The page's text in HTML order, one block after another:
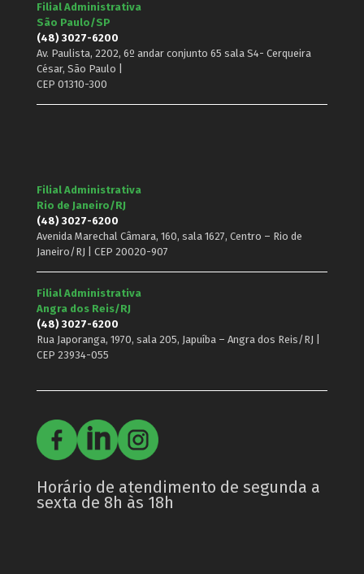
Filial Administrativa
São Paulo/SP
(48) 3027-6200
Av. Paulista, 2202, 6º andar conjunto 65 sala S4- Cerqueira
César, São Paulo |
CEP 01310-300
Filial Administrativa
Rio de Janeiro/RJ
(48) 3027-6200
Avenida Marechal Câmara, 160, sala 1627, Centro – Rio de
Janeiro/RJ | CEP 20020-907
Filial Administrativa
Angra dos Reis/RJ
(48) 3027-6200
Rua Japoranga, 1970, sala 205, Japuíba – Angra dos Reis/RJ |
CEP 23934-055
Horário de atendimento de segunda a
sexta de 8h às 18h